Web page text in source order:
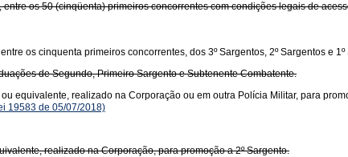
os 50 (cinqüenta) primeiros concorrentes com condições legais de
os cinquenta primeiros concorrentes, dos 3º Sargentos, 2º Sargentos e
de Segundo, Primeiro Sargento e Subtenente Combatente.
equivalente, realizado na Corporação ou em outra Polícia Militar, para
19583 de 05/07/2018)
realizado na Corporação, para promoção a 2º Sargento.